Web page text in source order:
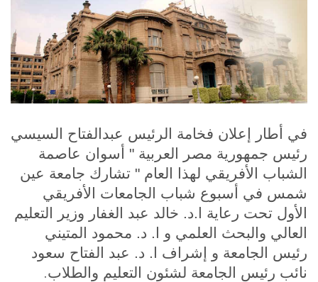
الطلاب
هيئة التدريس
الدراسات العليا
الخريجين
الموظفون
الزائـرون
في أطار إعلان فخامة الرئيس عبدالفتاح السيسي
رئيس جمهورية مصر العربية " أسوان عاصمة
الشباب الأفريقي لهذا العام " تشارك جامعة عين
شمس في أسبوع شباب الجامعات الأفريقي
الأول تحت رعاية ا.د. خالد عبد الغفار وزير التعليم
العالي والبحث العلمي و ا. د. محمود المتيني
رئيس الجامعة و إشراف ا. د. عبد الفتاح سعود
نائب رئيس الجامعة لشئون التعليم والطلاب.